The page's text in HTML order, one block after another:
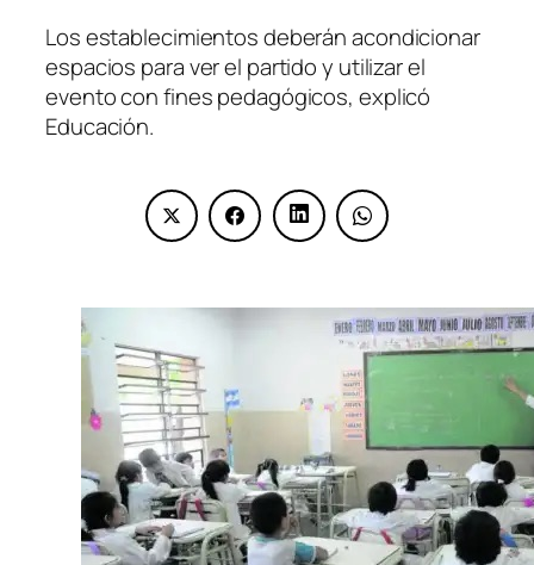
Los establecimientos deberán acondicionar
espacios para ver el partido y utilizar el
evento con fines pedagógicos, explicó
Educación.